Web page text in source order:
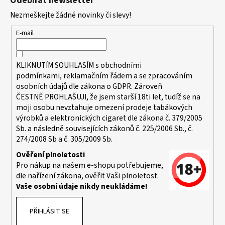
Nezmeškejte žádné novinky či slevy!
E-mail
KLIKNUTÍM SOUHLASÍM sobchodními
podmínkami, reklamačním řádem a se zpracováním
osobních údajů dle zákona oGDPR. Zároveň
ČESTNĚ PROHLAŠUJI, že jsem starší 18ti let, tudíž se na
moji osobu nevztahuje omezení prodeje tabákových
výrobků a elektronických cigaret dle zákona č. 379/2005
Sb. a následně souvisejících zákonů č. 225/2006 Sb., č.
274/2008 Sb a č. 305/2009 Sb.
Ověření plnoletosti
Pro nákup na našem e-shopu potřebujeme,
dle nařízení zákona, ověřit Vaši plnoletost.
Vaše osobní údaje nikdy neukládáme!
PŘIHLÁSIT SE